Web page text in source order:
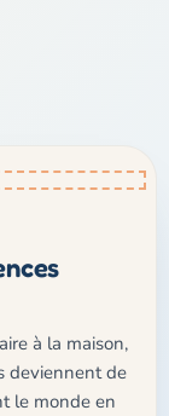
à la maison,
deviennent de
le monde en